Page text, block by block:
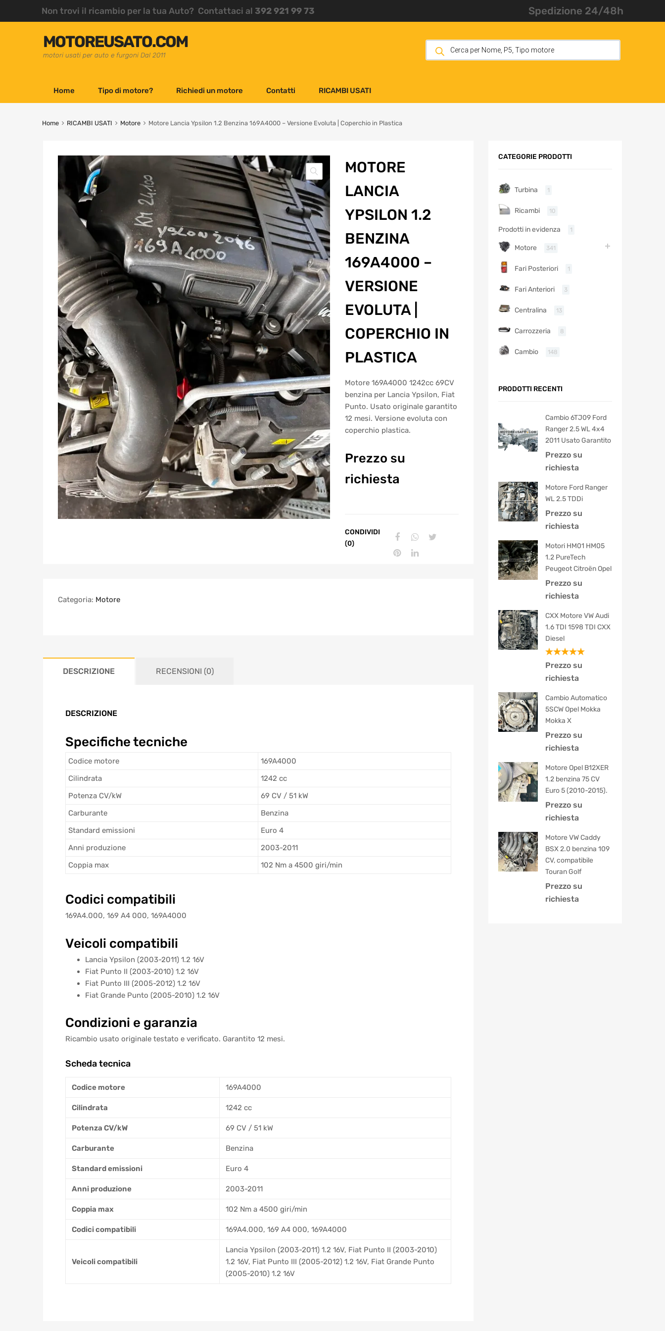
Non trovi il ricambio per la tua Auto? Contattaci al 392 921 99 73 Spedizione 24/48h
MOTOREUSATO.COM
motori usati per auto e furgoni Dal 2011
Home Tipo di motore? Richiedi un motore Contatti RICAMBI USATI
Home RICAMBI USATI Motore Motore Lancia Ypsilon 1.2 Benzina 169A4000 – Versione Evoluta | Coperchio in Plastica
MOTORE
LANCIA
YPSILON 1.2
BENZINA
169A4000 –
VERSIONE
EVOLUTA |
COPERCHIO IN
PLASTICA
Motore 169A4000 1242cc 69CV
benzina per Lancia Ypsilon, Fiat
Punto. Usato originale garantito
12 mesi. Versione evoluta con
coperchio plastica.
Prezzo su
richiesta
CONDIVIDI
(0)
Categoria: Motore
DESCRIZIONE RECENSIONI (0)
DESCRIZIONE
Specifiche tecniche
Codice motore
169A4000
Cilindrata
1242 cc
Potenza CV/kW
69 CV / 51 kW
Carburante
Benzina
Standard emissioni
Euro 4
Anni produzione
2003-2011
Coppia max
102 Nm a 4500 giri/min
Codici compatibili
169A4.000, 169 A4 000, 169A4000
Veicoli compatibili
Lancia Ypsilon (2003-2011) 1.2 16V
Fiat Punto II (2003-2010) 1.2 16V
Fiat Punto III (2005-2012) 1.2 16V
Fiat Grande Punto (2005-2010) 1.2 16V
Condizioni e garanzia
Ricambio usato originale testato e verificato. Garantito 12 mesi.
Scheda tecnica
Codice motore 169A4000
Cilindrata 1242 cc
Potenza CV/kW 69 CV / 51 kW
Carburante Benzina
Standard emissioni Euro 4
Anni produzione 2003-2011
Coppia max 102 Nm a 4500 giri/min
Codici compatibili 169A4.000, 169 A4 000, 169A4000
Veicoli compatibili
Lancia Ypsilon (2003-2011) 1.2 16V, Fiat Punto II (2003-2010)
1.2 16V, Fiat Punto III (2005-2012) 1.2 16V, Fiat Grande Punto
(2005-2010) 1.2 16V
CATEGORIE PRODOTTI
Turbina 1
Ricambi 10
Prodotti in evidenza 1
Motore 341
Fari Posteriori 1
Fari Anteriori 3
Centralina 13
Carrozzeria 8
Cambio 148
PRODOTTI RECENTI
Cambio 6TJ09 Ford
Ranger 2.5 WL 4x4
2011 Usato Garantito
Prezzo su
richiesta
Motore Ford Ranger
WL 2.5 TDDi
Prezzo su
richiesta
Motori HM01 HM05
1.2 PureTech
Peugeot Citroën Opel
Prezzo su
richiesta
CXX Motore VW Audi
1.6 TDI 1598 TDI CXX
Diesel
Valutato
Prezzo su
richiesta
Cambio Automatico
5SCW Opel Mokka
Mokka X
Prezzo su
richiesta
Motore Opel B12XER
1.2 benzina 75 CV
Euro 5 (2010-2015).
Prezzo su
richiesta
Motore VW Caddy
BSX 2.0 benzina 109
CV, compatibile
Touran Golf
Prezzo su
richiesta